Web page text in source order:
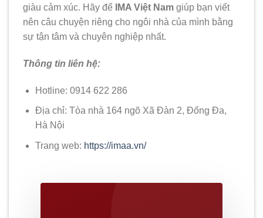
giàu cảm xúc. Hãy để
IMA Việt Nam giúp bạn viết
nên câu chuyện riêng cho ngôi nhà của mình bằng
sự tận tâm và chuyên nghiệp nhất.
Thông tin liên hệ:
Hotline: 0914 622 286
Địa chỉ: Tòa nhà 164 ngõ Xã Đàn 2, Đống Đa,
Hà Nội
Trang web: https://imaa.vn/